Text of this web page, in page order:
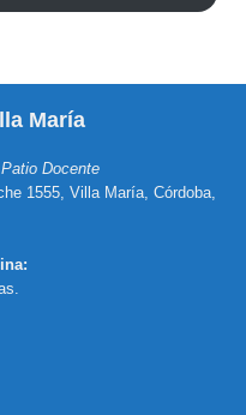
María
Patio Docente
1555, Villa María, Córdoba,